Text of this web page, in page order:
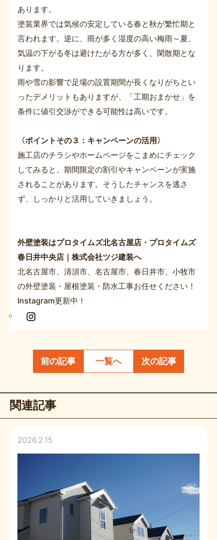
あります。
塗装業界では気候の安定している春と秋が繁忙期と
言われます。逆に、雨が多く湿度の高い梅雨～夏、
気温の下がる冬は避けたがる方が多く、閑散期とな
ります。
雨や雪の影響で足場の設置期間が長くなりがちとい
ったデメリットもありますが、「工期おまかせ」を
条件に値引交渉ができる可能性は高いです。
〈ポイントその３：キャンペーンの活用〉
施工店のチラシやホームページをこまめにチェック
してみると、期間限定の割引やキャンペーンが実施
されることがあります。そうしたチャンスを逃さ
ず、しっかりと活用していきましょう。
外壁塗装はプロタイムズ北名古屋店・プロタイムズ
春日井中央店｜株式会社ツジ建装へ
北名古屋市、清須市、名古屋市、春日井市、小牧市
の外壁塗装・屋根塗装・防水工事お任せください！
Instagram更新中！
In
g
a
m
前の記事 一覧へ 次の記事
関連記事
2026.2.15